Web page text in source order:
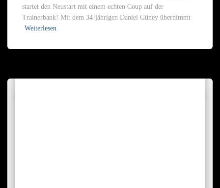
startet den Neustart mit einem echten Coup auf der
Trainerbank! Mit dem 34-jährigen Daniel Güney übernimmt
Weiterlesen